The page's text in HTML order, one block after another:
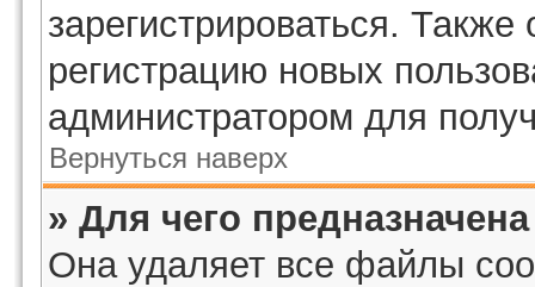
зарегистрироваться.
регистрацию новых
администратором для
Вернуться наверх
» Для чего
Она удаляет все файлы